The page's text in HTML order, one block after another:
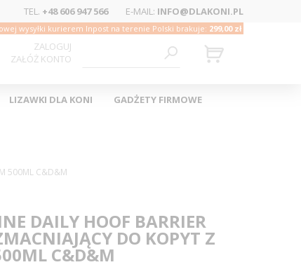
TEL. +48 606 947 566 E-MAIL: INFO@DLAKONI.PL
ZALOGUJ
ZAŁÓŻ KONTO
wysyłki kurierem Inpost na terenie Polski brakuje: 299,00 zł
LIZAWKI DLA KONI GADŻETY FIRMOWE
500ML C&D&M
DAILY HOOF BARRIER
DO KOPYT Z
C&D&M